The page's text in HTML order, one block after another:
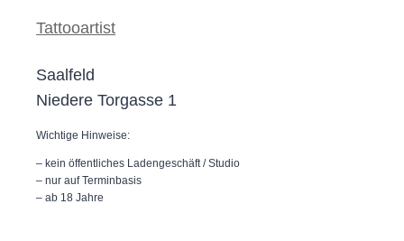
Tattooartist
Saalfeld
Niedere Torgasse 1
Wichtige Hinweise:
– kein öffentliches Ladengeschäft / Studio
– nur auf Terminbasis
– ab 18 Jahre